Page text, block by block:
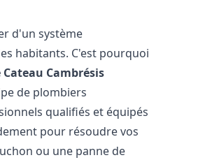
d'un système
habitants. C'est pourquoi
Cateau Cambrésis
de plombiers
qualifiés et équipés
pour résoudre vos
ou une panne de